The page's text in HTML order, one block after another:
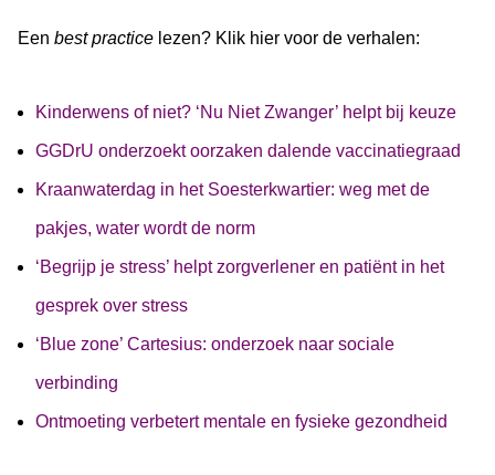
Een best practice lezen? Klik hier voor de verhalen:
Kinderwens of niet? ‘Nu Niet Zwanger’ helpt bij keuze
GGDrU onderzoekt oorzaken dalende vaccinatiegraad
Kraanwaterdag in het Soesterkwartier: weg met de
pakjes, water wordt de norm
‘Begrijp je stress’ helpt zorgverlener en patiënt in het
gesprek over stress
‘Blue zone’ Cartesius: onderzoek naar sociale
verbinding
Ontmoeting verbetert mentale en fysieke gezondheid